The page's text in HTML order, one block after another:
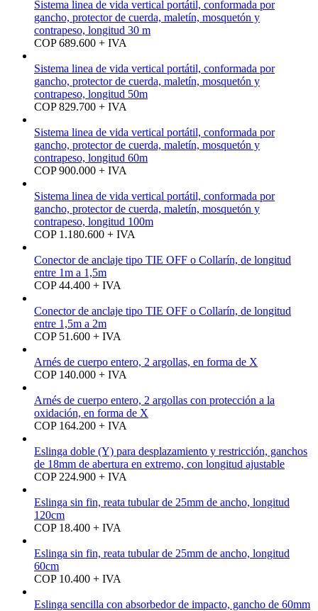
Sistema linea de vida vertical portátil, conformada por
gancho, protector de cuerda, maletín, mosquetón y
contrapeso, longitud 30 m
COP 689.600 + IVA
Sistema linea de vida vertical portátil, conformada por
gancho, protector de cuerda, maletín, mosquetón y
contrapeso, longitud 50m
COP 829.700 + IVA
Sistema linea de vida vertical portátil, conformada por
gancho, protector de cuerda, maletín, mosquetón y
contrapeso, longitud 60m
COP 900.000 + IVA
Sistema linea de vida vertical portátil, conformada por
gancho, protector de cuerda, maletín, mosquetón y
contrapeso, longitud 100m
COP 1.180.600 + IVA
Conector de anclaje tipo TIE OFF o Collarín, de longitud
entre 1m a 1,5m
COP 44.400 + IVA
Conector de anclaje tipo TIE OFF o Collarín, de longitud
entre 1,5m a 2m
COP 51.600 + IVA
Arnés de cuerpo entero, 2 argollas, en forma de X
COP 140.000 + IVA
Arnés de cuerpo entero, 2 argollas con protección a la
oxidación, en forma de X
COP 164.200 + IVA
Eslinga doble (Y) para desplazamiento y restricción, ganchos
de 18mm de abertura en extremo, con longitud ajustable
COP 224.900 + IVA
Eslinga sin fin, reata tubular de 25mm de ancho, longitud
120cm
COP 18.400 + IVA
Eslinga sin fin, reata tubular de 25mm de ancho, longitud
60cm
COP 10.400 + IVA
Eslinga sencilla con absorbedor de impacto, gancho de 60mm